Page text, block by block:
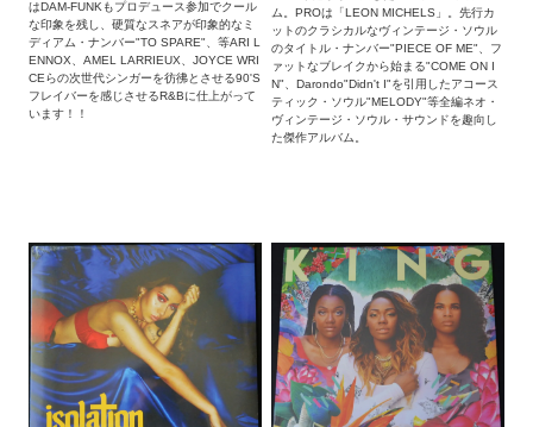
はDAM-FUNKもプロデュース参加でクール
な印象を残し、硬質なスネアが印象的なミ
ディアム・ナンバー"TO SPARE"、等ARI L
ENNOX、AMEL LARRIEUX、JOYCE WRI
CEらの次世代シンガーを彷彿とさせる90'S
フレイバーを感じさせるR&Bに仕上がって
います！！
ム。PROは「LEON MICHELS」。先行カ
ットのクラシカルなヴィンテージ・ソウル
のタイトル・ナンバー"PIECE OF ME"、フ
ァットなブレイクから始まる"COME ON I
N"、Darondo"Didn't I"を引用したアコース
ティック・ソウル"MELODY"等全編ネオ・
ヴィンテージ・ソウル・サウンドを趣向し
た傑作アルバム。